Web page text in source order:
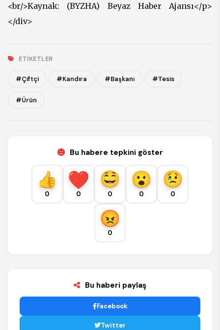
<br/>Kaynak: (BYZHA) Beyaz Haber Ajansı</p>
</div>
ETIKETLER
#Çiftçi #Kandıra #Başkanı #Tesis
#Ürün
Bu habere tepkini göster
0 0 0 0 0
0
Bu haberi paylaş
Facebook
Twitter